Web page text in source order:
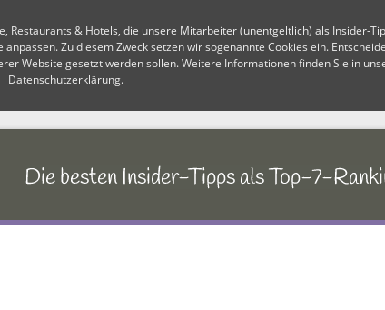
Restaurants & Hotels, die unsere Mitarbeiter (unentgeltlich) als Insider-
Zu diesem Zweck setzen wir sogenannte Cookies ein.
Website gesetzt werden sollen. Weitere Informationen finden Sie in
Datenschutzerklärung.